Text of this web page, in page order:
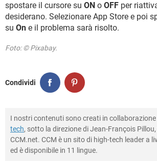
spostare il cursore su ON o OFF per
desiderano. Selezionare App Store e poi
su On e il problema sarà risolto.
Foto: © Pixabay.
Condividi
I nostri contenuti sono creati in collaborazione
tech, sotto la direzione di Jean-François
CCM.net. CCM è un sito di high-tech leader a
ed è disponibile in 11 lingue.